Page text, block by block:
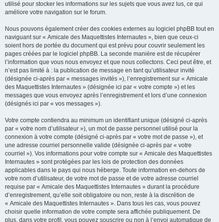
utilisé pour stocker les informations sur les sujets que vous avez lus, ce qui
améliore votre navigation sur le forum.
Nous pouvons également créer des cookies externes au logiciel phpBB tout en
naviguant sur « Amicale des Maquettistes Internautes », bien que ceux-ci
soient hors de portée du document qui est prévu pour couvrir seulement les
pages créées par le logiciel phpBB. La seconde manière est de récupérer
l’information que vous nous envoyez et que nous collectons. Ceci peut être, et
n’est pas limité à : la publication de message en tant qu’utilisateur invité
(désignée ci-après par « messages invités »), l’enregistrement sur « Amicale
des Maquettistes Internautes » (désignée ici par « votre compte ») et les
messages que vous envoyez après l’enregistrement et lors d’une connexion
(désignés ici par « vos messages »).
Votre compte contiendra au minimum un identifiant unique (désigné ci-après
par « votre nom d’utilisateur »), un mot de passe personnel utilisé pour la
connexion à votre compte (désigné ci-après par « votre mot de passe »), et
une adresse courriel personnelle valide (désignée ci-après par « votre
courriel »). Vos informations pour votre compte sur « Amicale des Maquettistes
Internautes » sont protégées par les lois de protection des données
applicables dans le pays qui nous héberge. Toute information en-dehors de
votre nom d’utilisateur, de votre mot de passe et de votre adresse courriel
requise par « Amicale des Maquettistes Internautes » durant la procédure
d’enregistrement, qu’elle soit obligatoire ou non, reste à la discrétion de
« Amicale des Maquettistes Internautes ». Dans tous les cas, vous pouvez
choisir quelle information de votre compte sera affichée publiquement. De
plus, dans votre profil, vous pouvez souscrire ou non à l’envoi automatique de